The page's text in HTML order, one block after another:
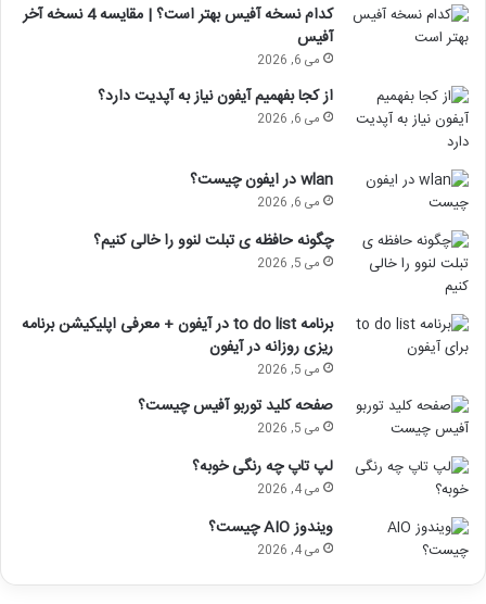
کدام نسخه آفیس بهتر است؟ | مقایسه 4 نسخه آخر
آفیس
می 6, 2026
از کجا بفهمیم آیفون نیاز به آپدیت دارد؟
می 6, 2026
wlan در ایفون چیست؟
می 6, 2026
چگونه حافظه ی تبلت لنوو را خالی کنیم؟
می 5, 2026
برنامه to do list در آیفون + معرفی اپلیکیشن برنامه
ریزی روزانه در آیفون
می 5, 2026
صفحه کلید توربو آفیس چیست؟
می 5, 2026
لپ تاپ چه رنگی خوبه؟
می 4, 2026
ویندوز AIO چیست؟
می 4, 2026